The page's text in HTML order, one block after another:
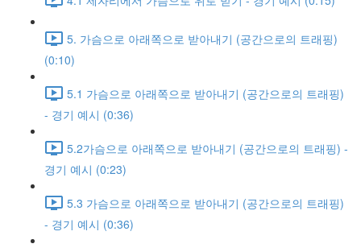
5. 가슴으로 아래쪽으로 받아내기 (공간으로의 트래핑)
(0:10)
5.1 가슴으로 아래쪽으로 받아내기 (공간으로의 트래핑)
- 경기 예시 (0:36)
5.2가슴으로 아래쪽으로 받아내기 (공간으로의 트래핑) -
경기 예시 (0:23)
5.3 가슴으로 아래쪽으로 받아내기 (공간으로의 트래핑)
- 경기 예시 (0:36)